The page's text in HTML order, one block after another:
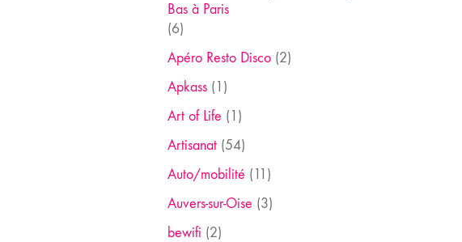
Bas à Paris
(6)
Apéro Resto Disco(2)
Apkass(1)
Art of Life (1)
Artisanat(54)
Auto/mobilité (11)
Auvers-sur-Oise (3)
bewifi (2)